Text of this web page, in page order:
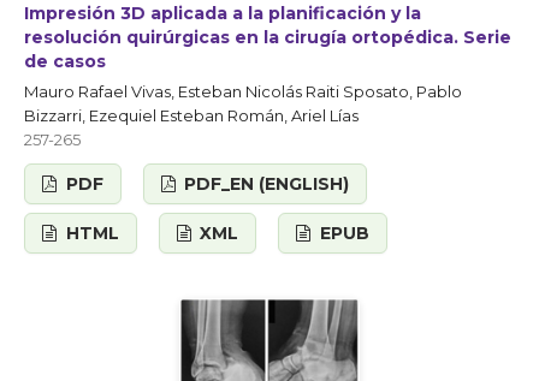
Impresión 3D aplicada a la planificación y la
resolución quirúrgicas en la cirugía ortopédica. Serie
de casos
Mauro Rafael Vivas, Esteban Nicolás Raiti Sposato, Pablo
Bizzarri, Ezequiel Esteban Román, Ariel Lías
257-265
PDF PDF_EN (ENGLISH)
HTML XML EPUB